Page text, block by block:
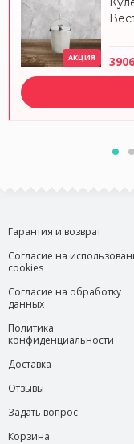
АКЦИЯ
Гарантия и возврат
Согласие на
cookies
Согласие на обработку
данных
Политика
конфиденциальности
Доставка
Отзывы
Задать вопрос
Корзина